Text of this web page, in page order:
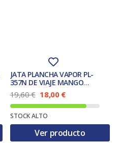
JATA PLANCHA VAPOR PL-
357N DE VIAJE MANGO
ABATIBLE.
19,60€ E
l
p
r
e
c
18,00 €E
l
p
e
c
STOCK ALTO
Ver producto